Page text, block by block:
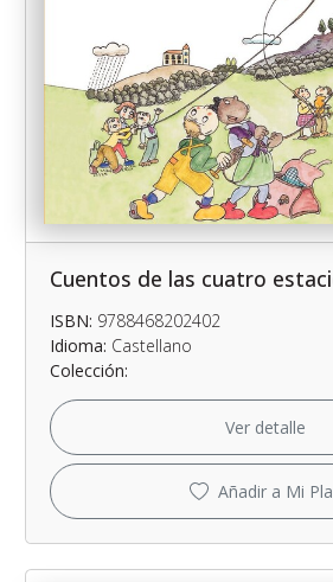
Cuentos de las cuatro
ISBN: 9788468202402
Idioma: Castellano
Colección:
Ver detalle
Añadir a Mi